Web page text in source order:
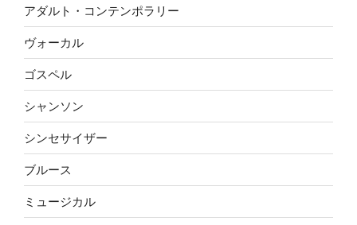
アダルト・コンテンポラリー
ヴォーカル
ゴスペル
シャンソン
シンセサイザー
ブルース
ミュージカル